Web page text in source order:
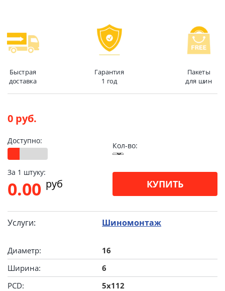
Быстрая
доставка
Гарантия
1 год
Пакеты
для шин
0 руб.
Доступно:
Кол-во:
За 1 штуку:
0.00 pуб КУПИТЬ
Услуги: Шиномонтаж
Диаметр:
16
Ширина:
6
PCD:
5x112